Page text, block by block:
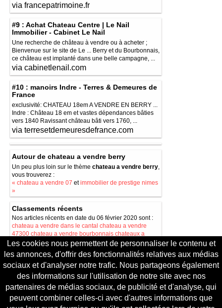
via francepatrimoine.fr
#9 : Achat Chateau Centre | Le Nail
Immobilier - Cabinet Le Nail
Une recherche de château à vendre ou à acheter ;
Bienvenue sur le site de Le ... Berry et du Bourbonnais,
ce château est implanté dans une belle campagne, ...
via cabinetlenail.com
#10 : manoirs Indre - Terres & Demeures de
France
exclusivité: CHATEAU 18em A VENDRE EN BERRY ...
Indre : Château 18 em et vastes dépendances bâties
vers 1840 Ravissant château bâti vers 1760, ...
via terresetdemeuresdefrance.com
Autour de chateau a vendre berry
Un peu plus loin sur le thème chateau a vendre berry
vous trouverez :
« chateau a vendre 07 etimmobilier de prestige nimes
»
Classements récents
Nos articles récents en date du 06 février 2020 sont :
chateau a vendre dans le cantal chateau a vendre
47300 chateau a vendre bourbonnais chateaux a
vendre meuse maison a vendre vieux chateau 21460
Le meilleur de http://chateauxavendre.fr
Nos articles demandés pour 2020 sont chateau a
vendre pour un euro symbolique, suivis parchateau
en ruine a vendre ile de france,chateau abandonne a
petit chateau a vendre a restaurer
puischateau a vendre en france a restaurer et pour
Les cookies nous permettent de personnaliser le contenu et
les annonces, d'offrir des fonctionnalités relatives aux médias
sociaux et d'analyser notre trafic. Nous partageons également
des informations sur l'utilisation de notre site avec nos
partenaires de médias sociaux, de publicité et d'analyse, qui
peuvent combiner celles-ci avec d'autres informations que